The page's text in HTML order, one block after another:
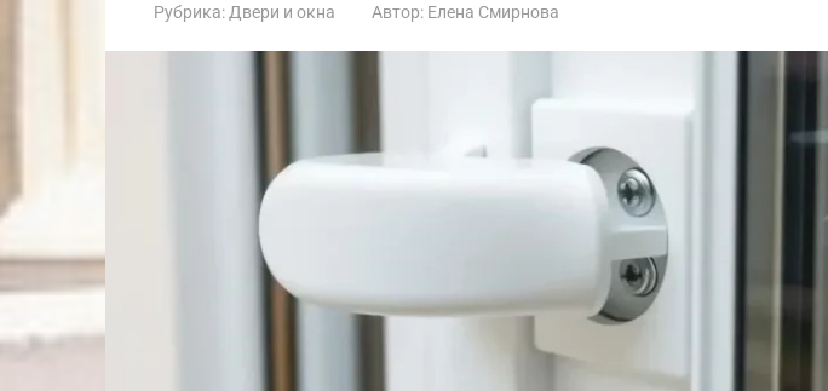
Рубрика: Двери и окна Автор: Елена Смирнова